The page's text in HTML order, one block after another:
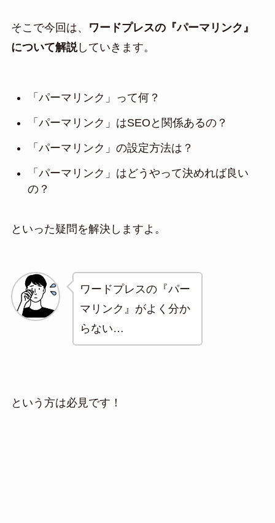
そこで今回は、
ワードプレスの『パーマリンク』
について解説していきます。
「パーマリンク」って何？
「パーマリンク」はSEOと関係あるの？
「パーマリンク」の設定方法は？
「パーマリンク」はどうやって決めれば良い
の？
といった疑問を解決しますよ。
ワードプレスの『パー
マリンク』がよく分か
らない…
という方は必見です！